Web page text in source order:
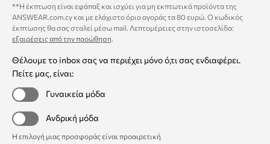
**Η έκπτωση είναι εφάπαξ και ισχύει για μη εκπτωτικά προϊόντα της
ANSWEAR.com.cy και με ελάχιστο όριο αγοράς τα 80 ευρώ. Ο κωδικός
έκπτωσης θα σας σταλεί μέσω mail. Λεπτομέρειες στην ιστοσελίδα:
εξαιρέσεις από την προώθηση
Θέλουμε το inbox σας να περιέχει μόνο ό,τι σας ενδιαφέρει.
Πείτε μας, είναι:
Γυναικεία μόδα
Ανδρική μόδα
Η επιλογή μιας προσφοράς είναι προαιρετική